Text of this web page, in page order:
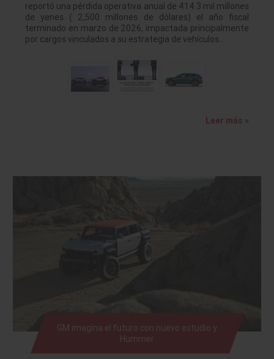
reportó una pérdida operativa anual de 414.3 mil millones
de yenes ( 2,500 millones de dólares) el año fiscal
terminado en marzo de 2026, impactada principalmente
por cargos vinculados a su estrategia de vehículos…
Leer más »
GM imagina el futuro con nuevo estudio y
Hummer